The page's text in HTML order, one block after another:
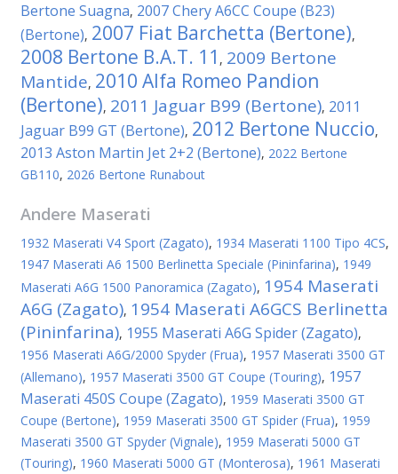
Bertone Suagna, 2007 Chery A6CC Coupe (B23)
(Bertone), 2007 Fiat Barchetta (Bertone),
2008 Bertone B.A.T. 11 , 2009 Bertone
Mantide, 2010 Alfa Romeo Pandion
(Bertone), 2011 Jaguar B99 (Bertone), 2011
Jaguar B99 GT (Bertone), 2012 Bertone Nuccio,
2013 Aston Martin Jet 2+2 (Bertone), 2022 Bertone
GB110, 2026 Bertone Runabout
Andere Maserati
1932 Maserati V4 Sport (Zagato), 1934 Maserati 1100 Tipo 4CS,
1947 Maserati A6 1500 Berlinetta Speciale (Pininfarina), 1949
Maserati A6G 1500 Panoramica (Zagato), 1954 Maserati
A6G (Zagato), 1954 Maserati A6GCS Berlinetta
(Pininfarina), 1955 Maserati A6G Spider (Zagato),
1956 Maserati A6G/2000 Spyder (Frua), 1957 Maserati 3500 GT
(Allemano), 1957 Maserati 3500 GT Coupe (Touring), 1957
Maserati 450S Coupe (Zagato), 1959 Maserati 3500 GT
Coupe (Bertone), 1959 Maserati 3500 GT Spider (Frua), 1959
Maserati 3500 GT Spyder (Vignale), 1959 Maserati 5000 GT
(Touring), 1960 Maserati 5000 GT (Monterosa), 1961 Maserati